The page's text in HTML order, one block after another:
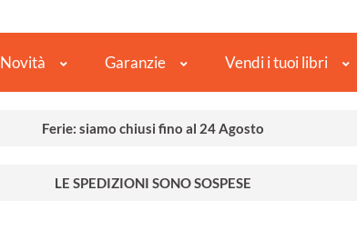
Novità Garanzie Vendi i tuoi libri
Ferie: siamo chiusi fino al 24 Agosto
LE SPEDIZIONI SONO SOSPESE